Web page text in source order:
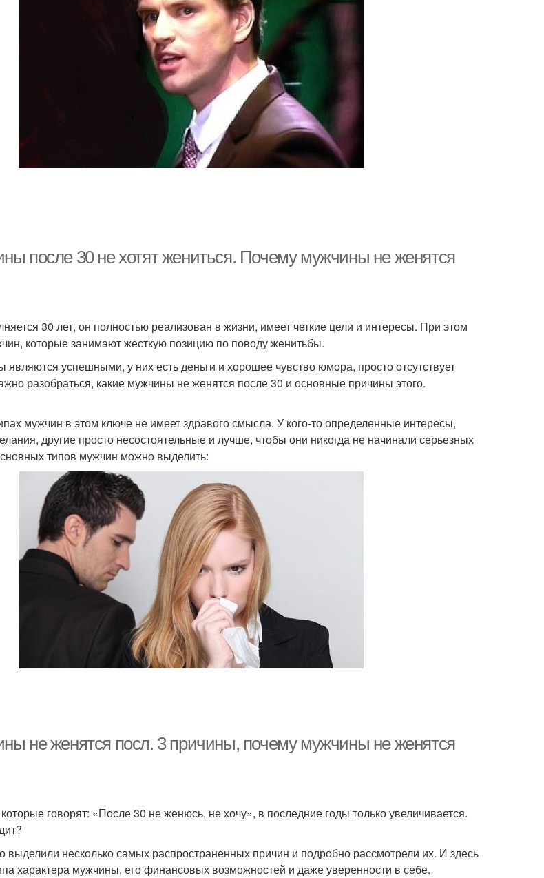
после 30 не хотят жениться. Почему мужчины не женятся
30 лет, он полностью реализован в жизни, имеет четкие цели и интересы. При этом
которые занимают жесткую позицию по поводу женитьбы.
являются успешными, у них есть деньги и хорошее чувство юмора, просто отсутствует
разобраться, какие мужчины не женятся после 30 и основные причины этого.
мужчин в этом ключе не имеет здравого смысла. У кого-то определенные интересы,
другие просто несостоятельные и лучше, чтобы они никогда не начинали серьезных
типов мужчин можно выделить:
не женятся посл. 3 причины, почему мужчины не женятся
говорят: «После 30 не женюсь, не хочу», в последние годы только увеличивается.
выделили несколько самых распространенных причин и подробно рассмотрели их. И здесь
характера мужчины, его финансовых возможностей и даже уверенности в себе.